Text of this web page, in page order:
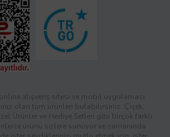
alışveriş sitesi ve mobil uygulaması
olan tüm ürünleri bulabilirsiniz. Çiçek,
Ürünler ve Hediye Setleri gibi birçok farklı
ürünü sizlere sunuyor ve zamanında